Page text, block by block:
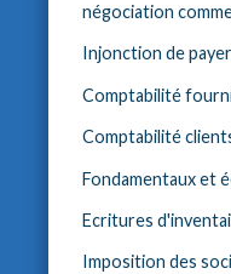
négociation
Injonction de payer
Comptabilité
Comptabilité
Fondamentaux et
Ecritures
Imposition des